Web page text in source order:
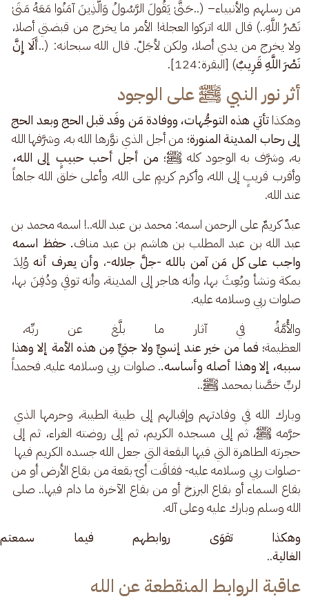
من رسلهم والأنبياء– (..حَتَّىٰ يَقُولَ الرَّسُولُ وَالَّذِينَ آمَنُوا مَعَهُ مَتَىٰ
نَصْرُ اللَّهِ..) قال الله اتركوا العجلة! الأمر ما يخرج من قبضتي أصلا،
ولا يخرج من يدي أصلا، ولكن لأجَلْ. قال الله سبحانه: (..أَلَا إِنَّ
نَصْرَ اللَّهِ قَرِيبٌ) [البقرة:124].
أثر نور النبي ﷺ على الوجود
وهكذا تأتي هذه التوجُّهات، ووفادة مَن وفَد قبل الحج وبعد الحج
إلى رحاب المدينة المنورة؛ من أجل الذي نوَّرها الله به، وشرَّفها الله
به، وشرَّف به الوجود كله ﷺ؛ من أجل أحب حبيبٍ إلى الله،
وأقرب قريبٍ إلى الله، وأكرم كريمٍ على الله، وأعلى خلق الله جاهاً
عند الله.
عبدٌ كريمٌ على الرحمن اسمه: محمد بن عبد الله..! اسمه محمد بن
عبد الله بن عبد المطلب بن هاشم بن عبد مناف. حفظ اسمه
واجب على كل مَن آمن بالله -جلَّ جلاله-، وأن يعرف أنه وُلِدَ
بمكة ونشأ وبُعِثَ بها، وأنه هاجر إلى المدينة، وأنه توفي ودُفِنَ بها،
صلوات ربي وسلامه عليه.
والأُمَّةُ في آثار ما بلَّغ عن ربِّه،
العظيمة؛ فما من خير عند إنسيٍّ ولا جنيٍّ مِن هذه الأمة إلا وهذا
سببه، إلا وهذا أصله وأساسه.. صلوات ربي وسلامه عليه. فحمداً
لربٍّ خصَّنا بمحمد ﷺ..
وبارك الله في وفادتهم وإقبالهم إلى طيبة الطيبة، وحرمها الذي
حرَّمه ﷺ، ثم إلى مسجده الكريم، ثم إلى روضته الغراء، ثم إلى
حجرته الطاهرة التي فيها البقعة التي جعل الله جسده الكريم فيها
-صلوات ربي وسلامه عليه- ففاقَت أيّ بقعة من بقاع الأرض أو من
بقاع السماء أو بقاع البرزخ أو من بقاع الآخرة ما دام فيها.. صلى
الله وسلم وبارك عليه وعلى آله.
وهكذا تقوَى روابطهم فيما
الغالية..
عاقبة الروابط المنقطعة عن الله